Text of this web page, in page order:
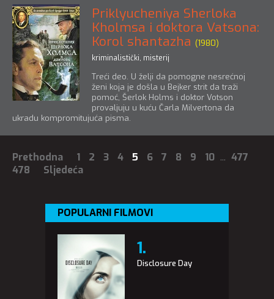
Priklyucheniya Sherloka
Kholmsa i doktora Vatsona:
Korol shantazha (1980)
kriminalistički, misterij
Treći deo. U želji da pomogne nesrećnoj
ženi koja je došla u Bejker strit da traži
pomoć, Šerlok Holms i doktor Votson
provaljuju u kuću Čarla Milvertona da
ukradu kompromitujuća pisma.
Prethodna 1 2 3 4 5 6 7 8 9 10 ... 477
478
Sljedeća
POPULARNI FILMOVI
Disclosure Day